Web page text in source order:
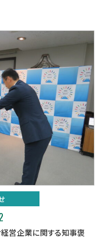
営企業に関する知事褒